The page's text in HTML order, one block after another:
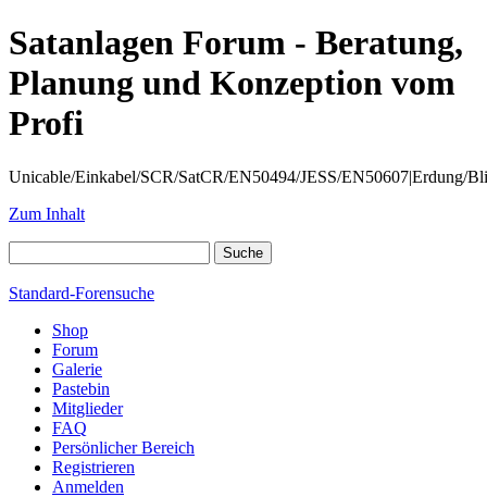
Satanlagen Forum - Beratung,
Planung und Konzeption vom
Profi
Unicable/Einkabel/SCR/SatCR/EN50494/JESS/EN50607|Erdung/
Zum Inhalt
Standard-Forensuche
Shop
Forum
Galerie
Pastebin
Mitglieder
FAQ
Persönlicher Bereich
Registrieren
Anmelden